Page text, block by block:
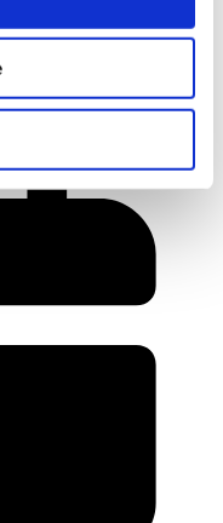
Danish